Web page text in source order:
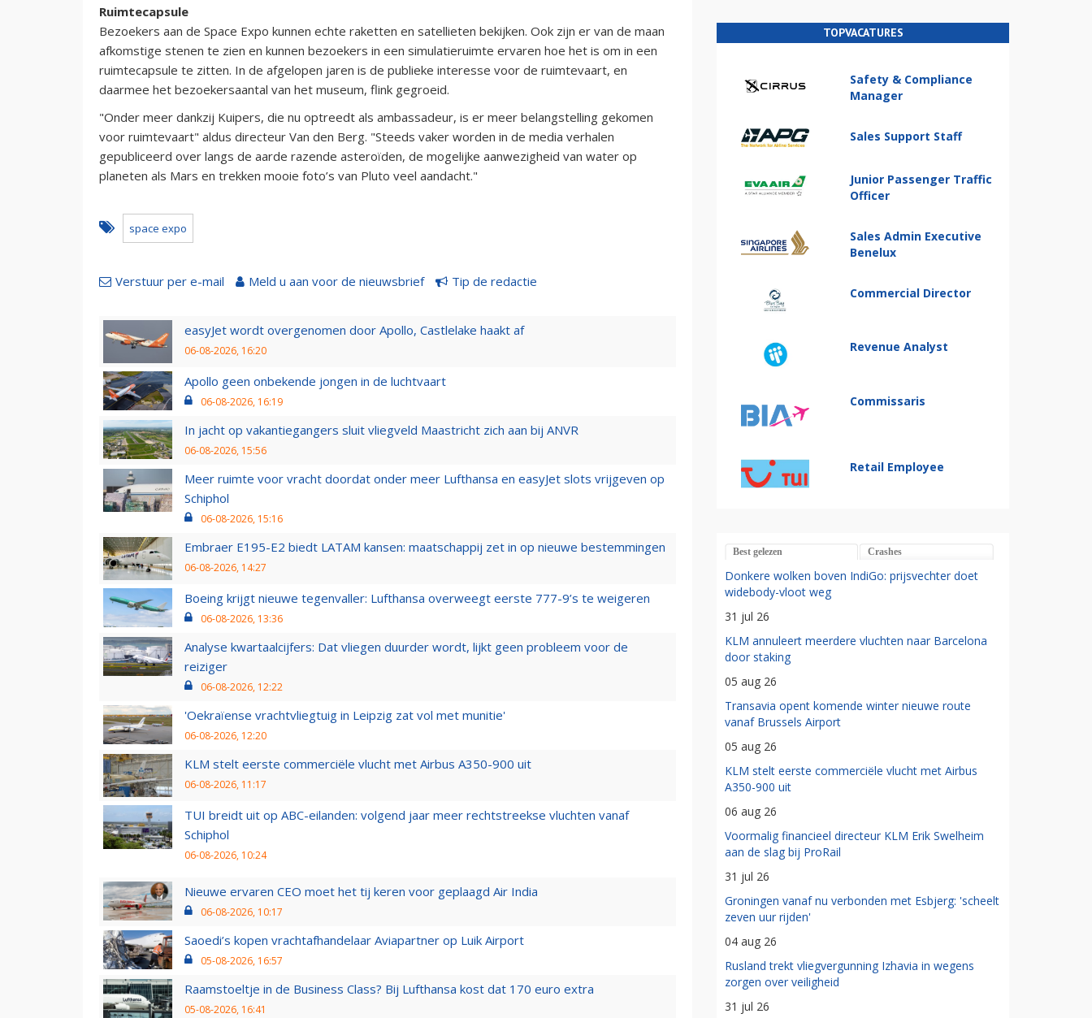
Ruimtecapsule
Bezoekers aan de Space Expo kunnen echte raketten en satellieten bekijken. Ook zijn er van de maan
afkomstige stenen te zien en kunnen bezoekers in een simulatieruimte ervaren hoe het is om in een
ruimtecapsule te zitten. In de afgelopen jaren is de publieke interesse voor de ruimtevaart, en
daarmee het bezoekersaantal van het museum, flink gegroeid.
"Onder meer dankzij Kuipers, die nu optreedt als ambassadeur, is er meer belangstelling gekomen
voor ruimtevaart" aldus directeur Van den Berg. "Steeds vaker worden in de media verhalen
gepubliceerd over langs de aarde razende asteroïden, de mogelijke aanwezigheid van water op
planeten als Mars en trekken mooie foto’s van Pluto veel aandacht."
space expo
Verstuur per e-mail Meld u aan voor de nieuwsbrief Tip de redactie
easyJet wordt overgenomen door Apollo, Castlelake haakt af
06-08-2026, 16:20
Apollo geen onbekende jongen in de luchtvaart
06-08-2026, 16:19
In jacht op vakantiegangers sluit vliegveld Maastricht zich aan bij ANVR
06-08-2026, 15:56
Meer ruimte voor vracht doordat onder meer Lufthansa en easyJet slots vrijgeven op
Schiphol
06-08-2026, 15:16
Embraer E195-E2 biedt LATAM kansen: maatschappij zet in op nieuwe bestemmingen
06-08-2026, 14:27
Boeing krijgt nieuwe tegenvaller: Lufthansa overweegt eerste 777-9’s te weigeren
06-08-2026, 13:36
Analyse kwartaalcijfers: Dat vliegen duurder wordt, lijkt geen probleem voor de
reiziger
06-08-2026, 12:22
'Oekraïense vrachtvliegtuig in Leipzig zat vol met munitie'
06-08-2026, 12:20
KLM stelt eerste commerciële vlucht met Airbus A350-900 uit
06-08-2026, 11:17
TUI breidt uit op ABC-eilanden: volgend jaar meer rechtstreekse vluchten vanaf
Schiphol
06-08-2026, 10:24
Nieuwe ervaren CEO moet het tij keren voor geplaagd Air India
06-08-2026, 10:17
Saoedi’s kopen vrachtafhandelaar Aviapartner op Luik Airport
05-08-2026, 16:57
Raamstoeltje in de Business Class? Bij Lufthansa kost dat 170 euro extra
05-08-2026, 16:41
TOPVACATURES
Safety & Compliance
Manager
Sales Support Staff
Junior Passenger Traffic
Officer
Sales Admin Executive
Benelux
Commercial Director
Revenue Analyst
Commissaris
Retail Employee
Best gelezen Crashes
Donkere wolken boven IndiGo: prijsvechter doet
widebody-vloot weg
31 jul 26
KLM annuleert meerdere vluchten naar Barcelona
door staking
05 aug 26
Transavia opent komende winter nieuwe route
vanaf Brussels Airport
05 aug 26
KLM stelt eerste commerciële vlucht met Airbus
A350-900 uit
06 aug 26
Voormalig financieel directeur KLM Erik Swelheim
aan de slag bij ProRail
31 jul 26
Groningen vanaf nu verbonden met Esbjerg: 'scheelt
zeven uur rijden'
04 aug 26
Rusland trekt vliegvergunning Izhavia in wegens
zorgen over veiligheid
31 jul 26